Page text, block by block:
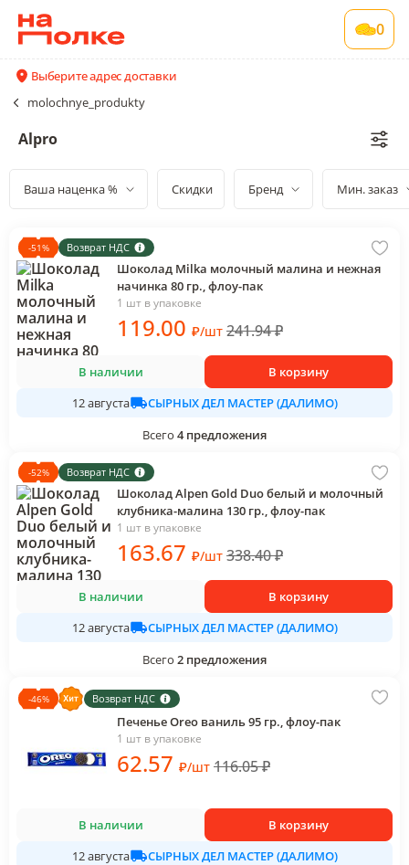
0
Выберите адрес доставки
molochnye_produkty
Alpro
Ваша наценка % Скидки Бренд Мин. заказ
-51% Возврат НДС
Шоколад Milka молочный малина и нежная
начинка 80 гр., флоу-пак
1 шт в упаковке
119.00 ₽/шт 241.94₽
В наличии
В корзину
12 августа
СЫРНЫХ ДЕЛ МАСТЕР (ДАЛИМО)
Всего 4 предложения
-52% Возврат НДС
Шоколад Alpen Gold Duo белый и молочный
клубника-малина 130 гр., флоу-пак
1 шт в упаковке
163.67 ₽/шт 338.40₽
В наличии
В корзину
12 августа
СЫРНЫХ ДЕЛ МАСТЕР (ДАЛИМО)
Всего 2 предложения
-46% Возврат НДС
Печенье Oreo ваниль 95 гр., флоу-пак
1 шт в упаковке
62.57 ₽/шт 116.05₽
В наличии
В корзину
12 августа
СЫРНЫХ ДЕЛ МАСТЕР (ДАЛИМО)